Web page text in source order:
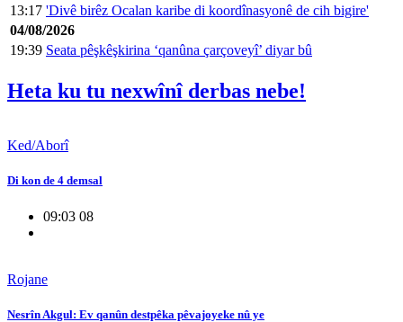
13:17 'Divê birêz Ocalan karibe di koordînasyonê de cih bigire'
04/08/2026
19:39 Seata pêşkêşkirina ‘qanûna çarçoveyî’ diyar bû
Heta ku tu nexwînî derbas nebe!
Ked/Aborî
Di kon de 4 demsal
09:03 08
Rojane
Nesrîn Akgul: Ev qanûn destpêka pêvajoyeke nû ye